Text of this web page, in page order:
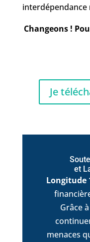
interdépendance
Changeons !
Je
et
Longitude
Grâce
menaces